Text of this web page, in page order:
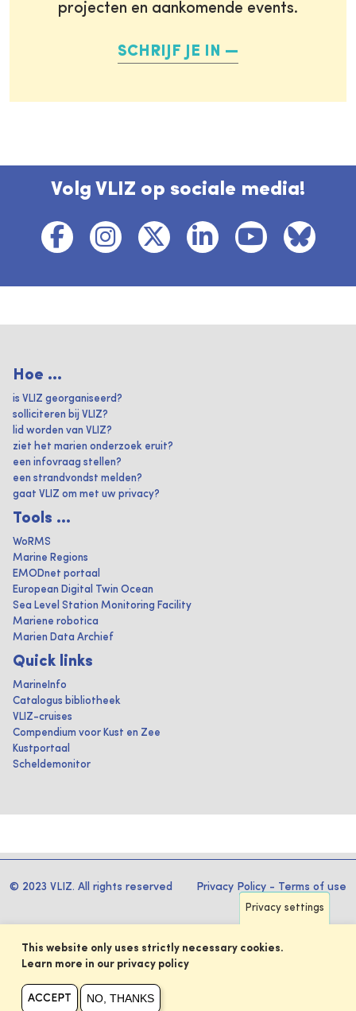
projecten en aankomende events.
SCHRIJF JE IN
Volg VLIZ op sociale media!
Hoe ...
is VLIZ georganiseerd?
solliciteren bij VLIZ?
lid worden van VLIZ?
ziet het marien onderzoek eruit?
een infovraag stellen?
een strandvondst melden?
gaat VLIZ om met uw privacy?
Tools ...
WoRMS
Marine Regions
EMODnet portaal
European Digital Twin Ocean
Sea Level Station Monitoring Facility
Mariene robotica
Marien Data Archief
Quick links
MarineInfo
Catalogus bibliotheek
VLIZ-cruises
Compendium voor Kust en Zee
Kustportaal
Scheldemonitor
© 2023 VLIZ. All rights reserved Privacy Policy - Terms of use
Privacy settings
This website only uses strictly necessary cookies.
Learn more in our privacy policy
ACCEPT NO, THANKS